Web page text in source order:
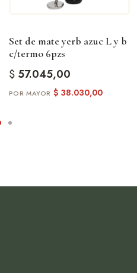
Set de mate yerb azuc L y b
c/termo 6pzs
$57.045,00
$38.030,00